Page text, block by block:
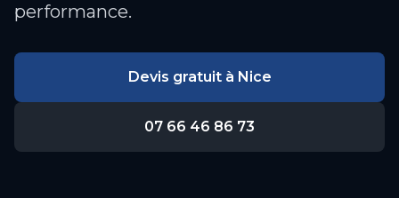
performance.
Devis gratuit à Nice
07 66 46 86 73